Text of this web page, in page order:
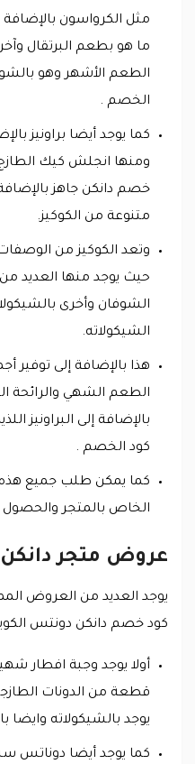
مثل الكرواسون
ما هو بطعم البرتقال
الطعم الأشهر وهو
الخصم .
كما يوجد أيضا براونيز
ومنها انجلش كيك
خصم دانكن جاهز
متنوعة من الكوكيز.
وتعد الكوكيز من
حيث يوجد منها العديد
الشوفان وأخرى
الشيكولاته.
هذا بالإضافة إلى توفير
الطعم الشهي والرائحة
بالإضافة إلى البراونيز
كود الخصم .
كما يمكن طلب جميع هذه
الخاص بالمتجر
عروض متجر دانكن
يوجد العديد من العروض
كود خصم دانكن دونتس
أولا يوجد وجبة
قطعة من الدونات
يوجد بالشيكولاته
كما يوجد أيضا دوناتس